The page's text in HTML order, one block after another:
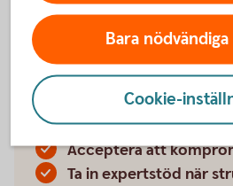
Så lyckas ni med
generationsskiftet
Börja processen i god
Prioritera dialog före
Acceptera att
Ta in expertstöd när
Bara
Cookie-